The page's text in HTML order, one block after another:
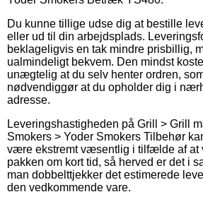
Du kunne tillige udse dig at bestille
eller ud til din arbejdsplads.
beklageligvis en tak mindre prisbillig,
ualmindeligt bekvem. Den mindst
unægtelig at du selv henter ordren,
nødvendiggør at du opholder dig i
adresse.
Leveringshastigheden på Grill > Grill
Smokers > Yoder Smokers Tilbehør
være ekstremt væsentlig i tilfælde af at
pakken om kort tid, så herved er det i
man dobbelttjekker det estimerede
den vedkommende vare.